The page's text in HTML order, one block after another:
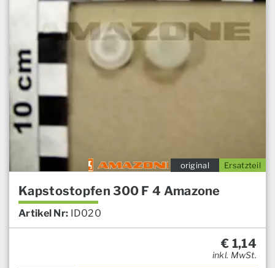
Ersatzteil
original
Kapstostopfen 300 F 4 Amazone
Artikel Nr: ID020
€ 1,14
inkl. MwSt.